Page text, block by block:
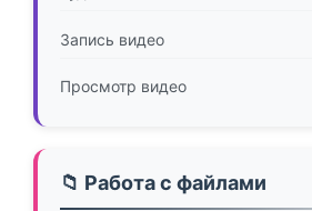
Запись видео
Просмотр видео
📁 Работа с файлами